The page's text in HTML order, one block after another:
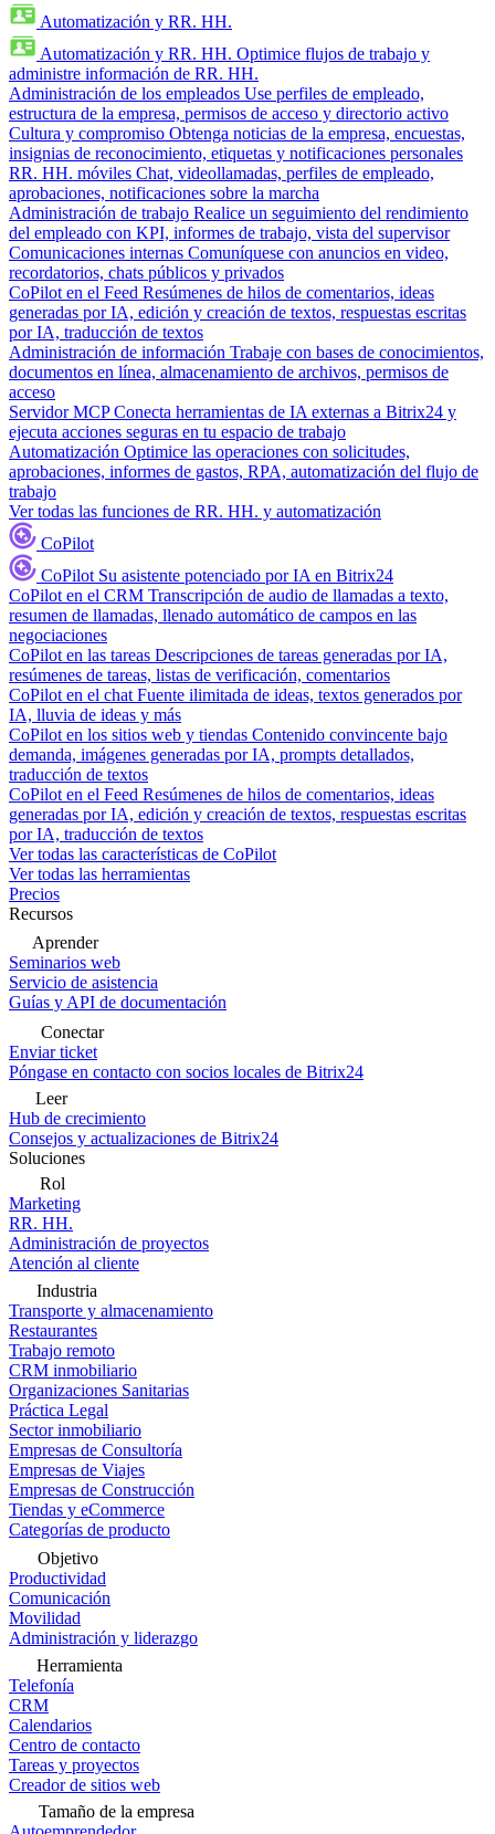
Automatización y RR. HH.
Automatización y RR. HH. Optimice flujos de trabajo y
administre información de RR. HH.
Administración de los empleados Use perfiles de empleado,
estructura de la empresa, permisos de acceso y directorio activo
Cultura y compromiso Obtenga noticias de la empresa, encuestas,
insignias de reconocimiento, etiquetas y notificaciones personales
RR. HH. móviles Chat, videollamadas, perfiles de empleado,
aprobaciones, notificaciones sobre la marcha
Administración de trabajo Realice un seguimiento del rendimiento
del empleado con KPI, informes de trabajo, vista del supervisor
Comunicaciones internas Comuníquese con anuncios en video,
recordatorios, chats públicos y privados
CoPilot en el Feed Resúmenes de hilos de comentarios, ideas
generadas por IA, edición y creación de textos, respuestas escritas
por IA, traducción de textos
Administración de información Trabaje con bases de conocimientos,
documentos en línea, almacenamiento de archivos, permisos de
acceso
Servidor MCP Conecta herramientas de IA externas a Bitrix24 y
ejecuta acciones seguras en tu espacio de trabajo
Automatización Optimice las operaciones con solicitudes,
aprobaciones, informes de gastos, RPA, automatización del flujo de
trabajo
Ver todas las funciones de RR. HH. y automatización
CoPilot
CoPilot Su asistente potenciado por IA en Bitrix24
CoPilot en el CRM Transcripción de audio de llamadas a texto,
resumen de llamadas, llenado automático de campos en las
negociaciones
CoPilot en las tareas Descripciones de tareas generadas por IA,
resúmenes de tareas, listas de verificación, comentarios
CoPilot en el chat Fuente ilimitada de ideas, textos generados por
IA, lluvia de ideas y más
CoPilot en los sitios web y tiendas Contenido convincente bajo
demanda, imágenes generadas por IA, prompts detallados,
traducción de textos
CoPilot en el Feed Resúmenes de hilos de comentarios, ideas
generadas por IA, edición y creación de textos, respuestas escritas
por IA, traducción de textos
Ver todas las características de CoPilot
Ver todas las herramientas
Precios
Recursos
Aprender
Seminarios web
Servicio de asistencia
Guías y API de documentación
Conectar
Enviar ticket
Póngase en contacto con socios locales de Bitrix24
Leer
Hub de crecimiento
Consejos y actualizaciones de Bitrix24
Soluciones
Rol
Marketing
RR. HH.
Administración de proyectos
Atención al cliente
Industria
Transporte y almacenamiento
Restaurantes
Trabajo remoto
CRM inmobiliario
Organizaciones Sanitarias
Práctica Legal
Sector inmobiliario
Empresas de Consultoría
Empresas de Viajes
Empresas de Construcción
Tiendas y eCommerce
Categorías de producto
Objetivo
Productividad
Comunicación
Movilidad
Administración y liderazgo
Herramienta
Telefonía
CRM
Calendarios
Centro de contacto
Tareas y proyectos
Creador de sitios web
Tamaño de la empresa